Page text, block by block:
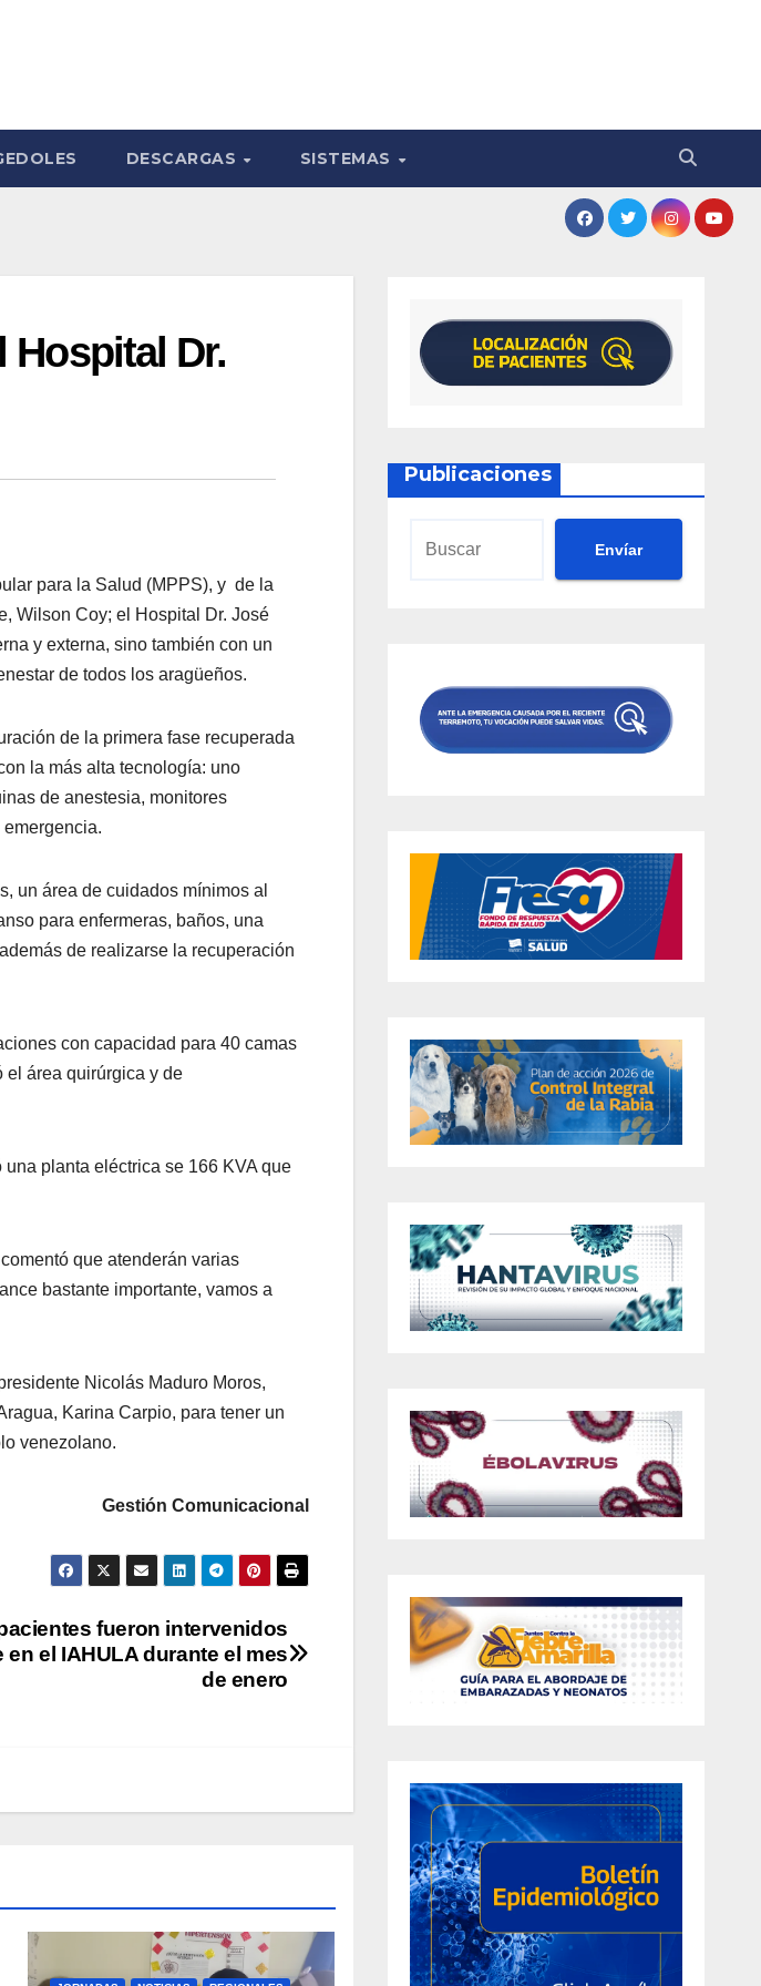
DESCARGAS SISTEMAS
Hospital Dr.
para la Salud (MPPS), y de la
Wilson Coy; el Hospital Dr. José
y externa, sino también con un
de todos los aragüeños.
de la primera fase recuperada
la más alta tecnología: uno
de anestesia, monitores
un área de cuidados mínimos al
para enfermeras, baños, una
de realizarse la recuperación
con capacidad para 40 camas
el área quirúrgica y de
planta eléctrica se 166 KVA que
que atenderán varias
bastante importante, vamos a
Nicolás Maduro Moros,
Karina Carpio, para tener un
venezolano.
Gestión Comunicacional
fueron intervenidos
el IAHULA durante el mes
de enero
Publicaciones
Envíar